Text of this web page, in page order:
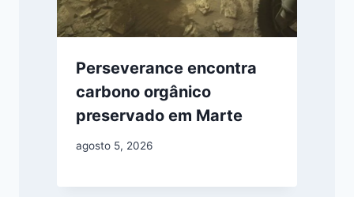
Perseverance encontra
carbono orgânico
preservado em Marte
agosto 5, 2026